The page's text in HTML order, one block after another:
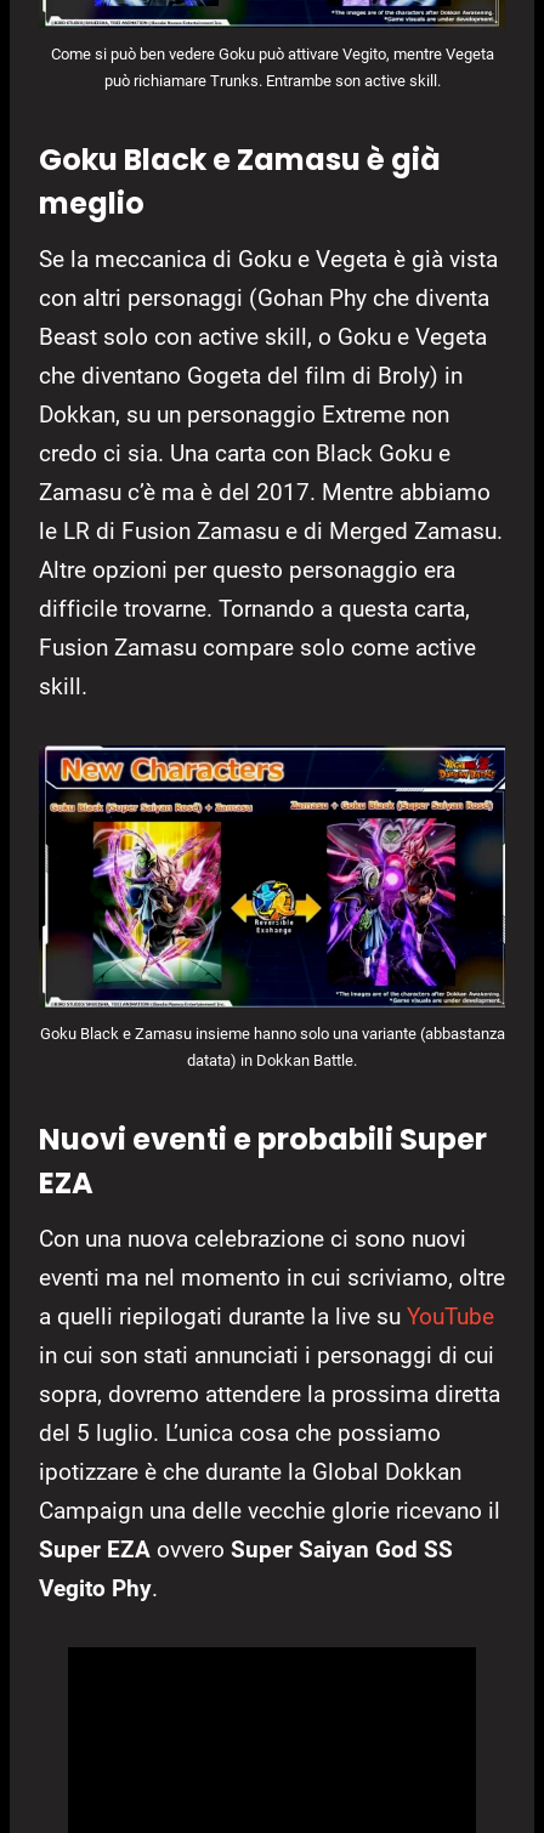
Come si può ben vedere Goku può attivare Vegito, mentre Vegeta
può richiamare Trunks. Entrambe son active skill.
Goku Black e Zamasu è già
meglio
Se la meccanica di Goku e Vegeta è già vista
con altri personaggi (Gohan Phy che diventa
Beast solo con active skill, o Goku e Vegeta
che diventano Gogeta del film di Broly) in
Dokkan, su un personaggio Extreme non
credo ci sia. Una carta con Black Goku e
Zamasu c’è ma è del 2017. Mentre abbiamo
le LR di Fusion Zamasu e di Merged Zamasu.
Altre opzioni per questo personaggio era
difficile trovarne. Tornando a questa carta,
Fusion Zamasu compare solo come active
skill.
Goku Black e Zamasu insieme hanno solo una variante (abbastanza
datata) in Dokkan Battle.
Nuovi eventi e probabili Super
EZA
Con una nuova celebrazione ci sono nuovi
eventi ma nel momento in cui scriviamo, oltre
a quelli riepilogati durante la live su YouTube
in cui son stati annunciati i personaggi di cui
sopra, dovremo attendere la prossima diretta
del 5 luglio. L’unica cosa che possiamo
ipotizzare è che durante la Global Dokkan
Campaign una delle vecchie glorie ricevano il
Super EZA ovvero Super Saiyan God SS
Vegito Phy.